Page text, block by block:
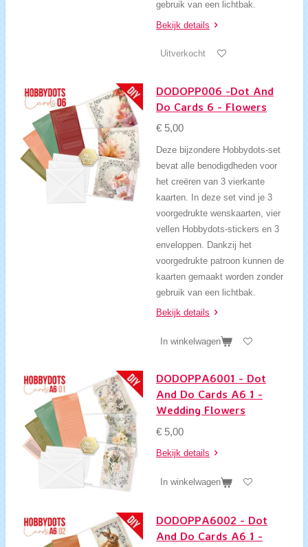
gebruik van een lichtbak.
Bekijk details
Uitverkocht
DODOPP006 -Dot And
Do Cards 6 - Flowers
€ 5,00
Deze bijzondere Hobbydots-set
bevat alle benodigdheden voor
het creëren van 3 vierkante
kaarten. In deze set vind je 3
voorgedrukte wenskaarten, vier
vellen Hobbydots-stickers en 3
enveloppen. Dankzij het
voorgedrukte patroon kunnen de
kaarten gemaakt worden zonder
gebruik van een lichtbak.
Bekijk details
In winkelwagen
DODOPPA6001 - Dot
And Do Cards A6 1 -
Wedding Flowers
€ 5,00
Bekijk details
In winkelwagen
DODOPPA6002 - Dot
And Do Cards A6 1 -